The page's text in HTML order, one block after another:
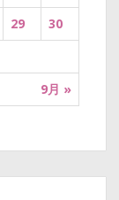
9月 »
29
30